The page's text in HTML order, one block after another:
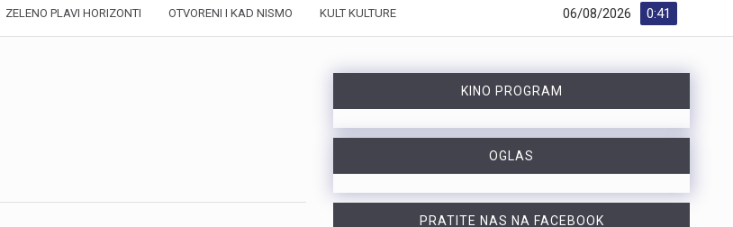
ZELENO PLAVI HORIZONTI OTVORENI I KAD NISMO KULT KULTURE 0:41
06/08/2026
KINO PROGRAM
OGLAS
PRATITE NAS NA FACEBOOK